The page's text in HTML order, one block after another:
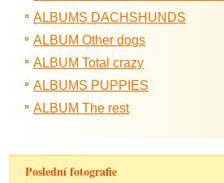
ALBUMS DACHSHUNDS
ALBUM Other dogs
ALBUM Total crazy
ALBUMS PUPPIES
ALBUM The rest
Poslední fotografie